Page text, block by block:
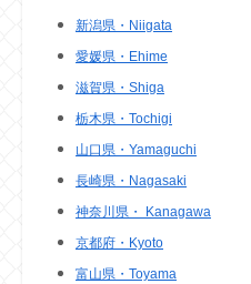
新潟県・Niigata
愛媛県・Ehime
滋賀県・Shiga
栃木県・Tochigi
山口県・Yamaguchi
長崎県・Nagasaki
神奈川県・ Kanagawa
京都府・Kyoto
富山県・Toyama